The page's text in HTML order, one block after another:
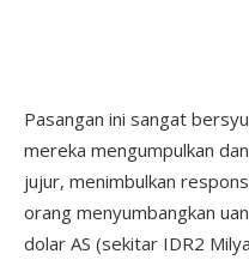
Pasangan ini sangat
mereka mengumpulkan
jujur, menimbulkan
orang menyumbangkan
dolar AS (sekitar IDR2